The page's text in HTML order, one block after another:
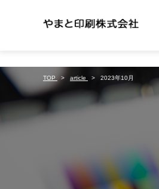
TOP article 2023年10月